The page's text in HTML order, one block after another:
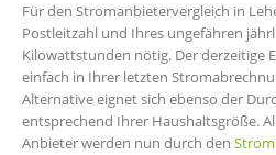
Für den Stromanbietervergleich in
Postleitzahl und Ihres ungefähren
Kilowattstunden nötig. Der derzeitige
einfach in Ihrer letzten
Alternative eignet sich ebenso der
entsprechend Ihrer Haushaltsgröße.
Anbieter werden nun durch den